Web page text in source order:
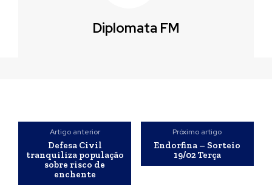
Diplomata FM
Artigo anterior
Defesa Civil
tranquiliza população
sobre risco de
enchente
Próximo artigo
Endorfina – Sorteio
19/02 Terça